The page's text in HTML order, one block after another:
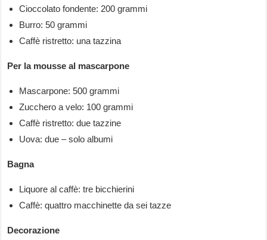
Cioccolato fondente: 200 grammi
Burro: 50 grammi
Caffè ristretto: una tazzina
Per la mousse al mascarpone
Mascarpone: 500 grammi
Zucchero a velo: 100 grammi
Caffè ristretto: due tazzine
Uova: due – solo albumi
Bagna
Liquore al caffè: tre bicchierini
Caffè: quattro macchinette da sei tazze
Decorazione